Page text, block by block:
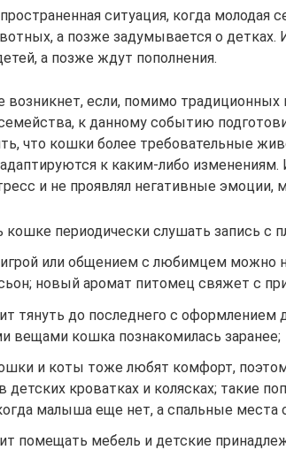
ситуация, когда молодая
а позже задумывается о
а позже ждут пополнения.
возникнет, если, помимо
к данному событию
что кошки более требовательные
к каким-либо
и не проявлял негативные эмоции,
кошке периодически слушать запись с
или общением с любимцем можно
новый аромат питомец свяжет с
тянуть до последнего с оформлением
вещами кошка познакомилась заранее;
и коты тоже любят комфорт,
детских кроватках и колясках; такие
малыша еще нет, а спальные места
помещать мебель и детские